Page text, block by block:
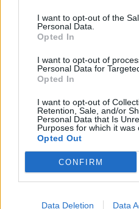
I want to opt-out of the
Personal Data.
Opted In
I want to opt-out of
Personal Data for
Opted In
I want to opt-out of
Retention, Sale, and/or
Personal Data that Is
Purposes for which it was
Opted Out
CONFIRM
Data Deletion Data
FŐTÉR
Már csak 4-5 napig
körülmények között
atomerőmű
Százszázalékos kamatra
letartóztatott uzsorás.
vasárnap a nyugati